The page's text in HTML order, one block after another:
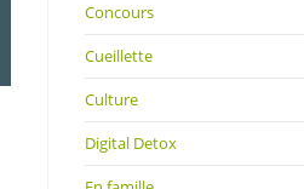
Concours
Cueillette
Culture
Digital Detox